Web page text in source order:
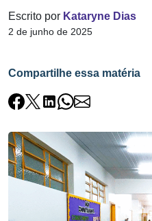
Escrito por Kataryne Dias
2 de junho de 2025
Compartilhe essa matéria